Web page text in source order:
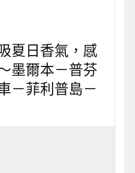
夏日香氣，感
墨爾本－普芬
－菲利普島－